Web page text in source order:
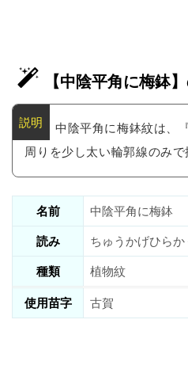
【中陰平角に梅鉢
中陰平角に梅鉢紋は、
周りを少し太い輪郭線のみで
名前
中陰平角に梅鉢
読み
ちゅうかげひら
種類
植物紋
使用苗字
古賀